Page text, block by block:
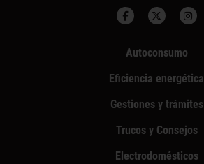
Autoconsumo
Eficiencia energética
Gestiones y trámites
Trucos y Consejos
Electrodomésticos